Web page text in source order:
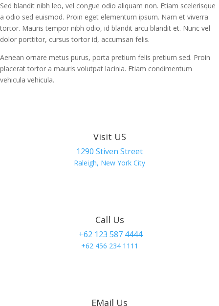
Sed blandit nibh leo, vel congue odio aliquam non. Etiam scelerisque
a odio sed euismod. Proin eget elementum ipsum. Nam et viverra
tortor. Mauris tempor nibh odio, id blandit arcu blandit et. Nunc vel
dolor porttitor, cursus tortor id, accumsan felis.
Aenean ornare metus purus, porta pretium felis pretium sed. Proin
placerat tortor a mauris volutpat lacinia. Etiam condimentum
vehicula vehicula.
Visit US
1290 Stiven Street
Raleigh, New York City
Call Us
+62 123 587 4444
+62 456 234 1111
EMail Us